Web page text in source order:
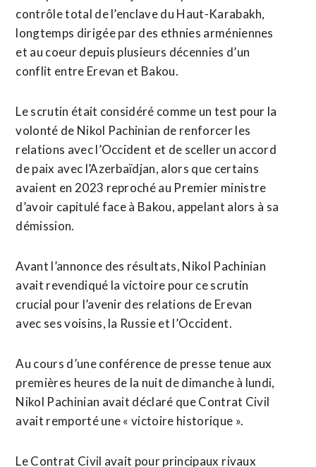
contrôle total de l’enclave du Haut-Karabakh,
longtemps dirigée par des ethnies arméniennes ​
et au coeur depuis plusieurs décennies d’un
conflit entre Erevan et Bakou.
Le scrutin était considéré comme un test pour la
volonté de Nikol Pachinian de renforcer ‌les
relations avec l’Occident ​et de sceller un accord
de paix avec l’Azerbaïdjan, alors que certains
avaient en 2023 reproché au Premier ministre
d’avoir ​capitulé face à Bakou, appelant alors à sa
démission.
Avant l’annonce des résultats, Nikol Pachinian
avait revendiqué la victoire pour ce scrutin
crucial pour l’avenir des relations de Erevan
avec ses voisins, la Russie et l’Occident.
Au cours d’une conférence de presse tenue aux
premières heures de la nuit de dimanche à lundi,
Nikol Pachinian avait déclaré que Contrat Civil
avait remporté une « victoire historique ».
Le Contrat Civil avait pour principaux ⁠rivaux